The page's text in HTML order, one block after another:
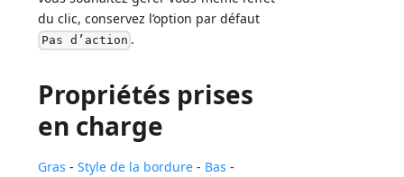
du clic, conservez l’option par défaut
Pas d’action .
Propriétés prises
en charge
Gras -Style de la bordure - Bas -